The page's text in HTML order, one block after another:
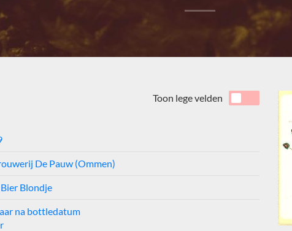
Toon lege velden
De Pauw (Ommen)
Blondje
na bottledatum